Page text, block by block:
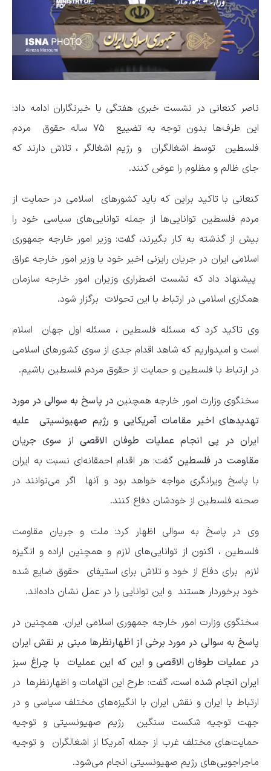
ناصر کنعانی در نشست خبری هفتگی با خبرنگاران ادامه داد:
این طرف‌ها بدون توجه به تضییع ۷۵ ساله حقوق مردم
فلسطین توسط اشغالگران و رژیم اشغالگر ، تلاش دارند که
جای ظالم و مظلوم را عوض کنند.
کنعانی با تاکید براین که باید کشورهای اسلامی در حمایت از
مردم فلسطین توانایی‌ها از جمله توانایی‌های سیاسی خود را
بیش از گذشته به کار بگیرند، گفت: وزیر امور خارجه جمهوری
اسلامی ایران در جریان رایزنی اخیر خود با وزیر امور خارجه عراق
پیشنهاد داد که نشست اضطراری وزیران امور خارجه سازمان
همکاری اسلامی در ارتباط با این تحولات برگزار شود.
وی تاکید کرد که مسئله فلسطین ، مسئله اول جهان اسلام
است و امیدواریم که شاهد اقدام جدی از سوی کشورهای اسلامی
در ارتباط با فلسطین و حمایت از حقوق مردم فلسطین باشیم.
سخنگوی وزارت امور خارجه همچنین در پاسخ به سوالی در مورد
تهدیدهای اخیر مقامات آمریکایی و رژیم صهیونسیتی علیه
ایران در پی انجام عملیات طوفان الاقصی از سوی جریان
مقاومت در فلسطین گفت: هر اقدام احمقانه‌ای نسبت به ایران
با پاسخ ویرانگری مواجه خواهد بود و آنها اگر می‌توانند در
صحنه فلسطین از خودشان دفاع کنند.
وی در پاسخ به سوالی اظهار کرد: ملت و جریان مقاومت
فلسطین ، اکنون از توانایی‌های لازم و همچنین اراده و انگیزه
لازم برای دفاع از خود و تلاش‌ برای استیفای حقوق ضایع شده
خود برخوردار هستند و این توانایی را در عمل نشان داده‌اند.
سخنگوی وزارت امور خارجه جمهوری اسلامی ایران. همچنین در
پاسخ به سوالی در مورد برخی از اظهارنظرها مبنی بر نقش ایران
در عملیات طوفان الاقصی و این که این عملیات با چراغ سبز
ایران انجام شده است، گفت: طرح این اتهامات و اظهارنظرها در
ارتباط با ایران و نقش ایران با انگیزه‌های مختلف سیاسی و در
جهت توجیه شکست سنگین رژیم صهیونسیتی و توجیه
حمایت‌های مختلف غرب از جمله آمریکا از اشغالگران و توجیه
ماجراجویی‌های رژیم صهیونسیتی انجام می‌شود.